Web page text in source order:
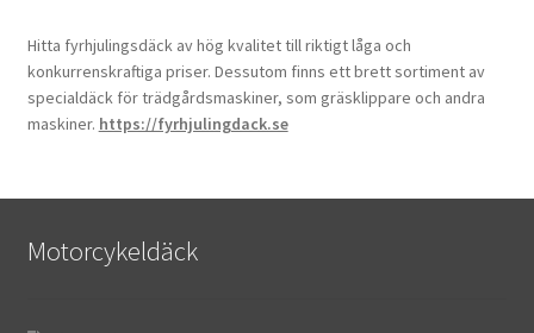
Hitta fyrhjulingsdäck av hög kvalitet till riktigt låga och
konkurrenskraftiga priser. Dessutom finns ett brett sortiment av
specialdäck för trädgårdsmaskiner, som gräsklippare och andra
maskiner. https://fyrhjulingdack.se
Motorcykeldäck